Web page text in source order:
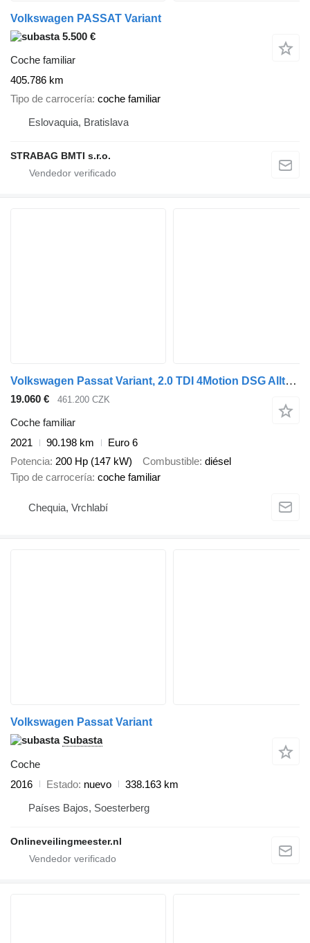
Volkswagen PASSAT Variant
5.500 €
Coche familiar
405.786 km
Tipo de carrocería coche familiar
Eslovaquia, Bratislava
STRABAG BMTI s.r.o.
Volkswagen Passat Variant, 2.0 TDI 4Motion DSG Alltrack
19.060 € 461.200 CZK
Coche familiar
2021
90.198 km
Euro 6
Potencia 200 Hp (147 kW) Combustible diésel
Tipo de carrocería coche familiar
Chequia, Vrchlabí
Volkswagen Passat Variant
Subasta
Coche
2016
Estado nuevo
338.163 km
Países Bajos, Soesterberg
Onlineveilingmeester.nl